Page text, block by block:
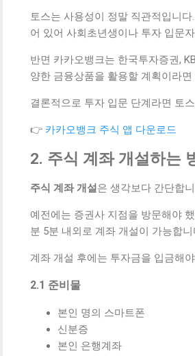
토스는 사용성이 정말 직관적입니
어 있어 사회초년생이나 투자 입문
반면 카카오뱅크는 한국투자증권,
양한 금융상품을 활용할 계획이라면
결론적으로 투자 입문 단계라면 토
👉 카카오뱅크 주식 앱 다운로드
2. 주식 계좌 개설하는
주식 계좌 개설은 생각보다 간단합
예전에는 증권사 지점을 방문해야
분 5분 내외로 계좌 개설이 가능합니
계좌 개설 후에는 투자금을 입금해
2.1 준비물
본인 명의 스마트폰
신분증
본인 은행계좌